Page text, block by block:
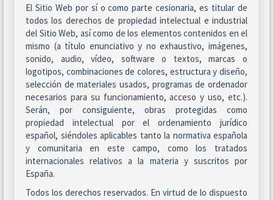
El Sitio Web por sí o como parte cesionaria, es titular de
todos los derechos de propiedad intelectual e industrial
del Sitio Web, así como de los elementos contenidos en el
mismo (a título enunciativo y no exhaustivo, imágenes,
sonido, audio, vídeo, software o textos, marcas o
logotipos, combinaciones de colores, estructura y diseño,
selección de materiales usados, programas de ordenador
necesarios para su funcionamiento, acceso y uso, etc.).
Serán, por consiguiente, obras protegidas como
propiedad intelectual por el ordenamiento jurídico
español, siéndoles aplicables tanto la normativa española
y comunitaria en este campo, como los tratados
internacionales relativos a la materia y suscritos por
España.
Todos los derechos reservados. En virtud de lo dispuesto